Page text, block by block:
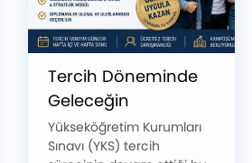
Tercih Döneminde
Geleceğin
Yetkinlikleriyle
Tanışın: İstanbul
Yükseköğretim Kurumları
Sınavı (YKS) tercih